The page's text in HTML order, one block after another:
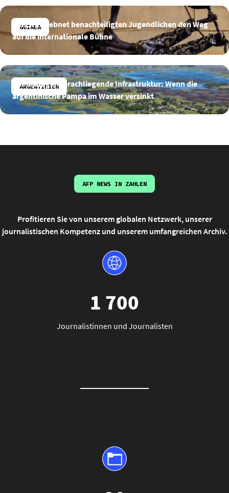
GUINEA
Ein Zirkus ebnet benachteiligten Jugendlichen den Weg
auf die internationale Bühne
ARGENTINIEN
Rekordregen, brachliegende Infrastruktur: Wenn die
argentinische Pampa im Wasser versinkt
AFP NEWS IN ZAHLEN
Profitieren Sie von unserem globalen Netzwerk, unserer
journalistischen Kompetenz und unserem umfangreichen Archiv.
1 700
Journalistinnen und Journalisten